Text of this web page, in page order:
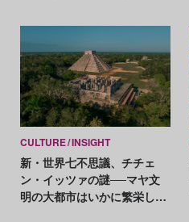
CULTURE INSIGHT
新・世界七不思議、チチェ
ン・イッツァの謎──マヤ文
明の大都市はいかに繁栄し、